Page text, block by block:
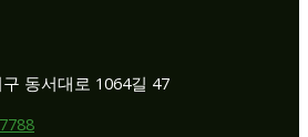
동서대로 1064길 47